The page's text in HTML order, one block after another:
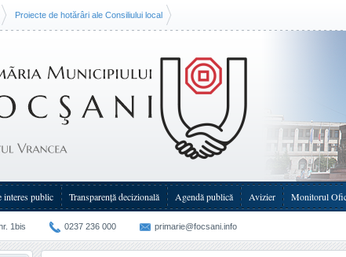
Proiecte de hotărâri ale Consiliului local
din aria administrativ-teritorială a Asociației de Dezvoltare
de Salubrizare a localităților Focșani și Golești, județul Vrancea și
Primarului Municipiului Focșani să aprobe întreaga documentație de
a Asociației de Dezvoltare Intercomunitară pentru Serviciul de
interes public Transparenţă decizională Agendă publică Avizier Monitorul
1bis 0237 236 000 primarie@focsani.info